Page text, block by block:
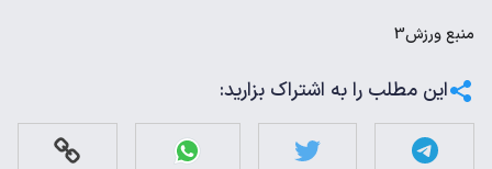
منبعورزش3
این مطلب را به اشتراک بزارید: